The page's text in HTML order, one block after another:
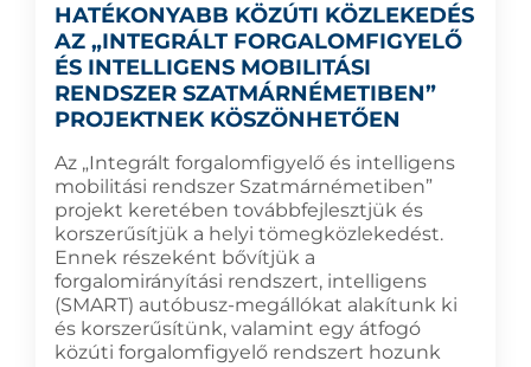
HATÉKONYABB KÖZÚTI KÖZLEKEDÉS
AZ „INTEGRÁLT FORGALOMFIGYELŐ
ÉS INTELLIGENS MOBILITÁSI
RENDSZER SZATMÁRNÉMETIBEN”
PROJEKTNEK KÖSZÖNHETŐEN
Az „Integrált forgalomfigyelő és intelligens
mobilitási rendszer Szatmárnémetiben”
projekt keretében továbbfejlesztjük és
korszerűsítjük a helyi tömegközlekedést.
Ennek részeként bővítjük a
forgalomirányítási rendszert, intelligens
(SMART) autóbusz-megállókat alakítunk ki
és korszerűsítünk, valamint egy átfogó
közúti forgalomfigyelő rendszert hozunk